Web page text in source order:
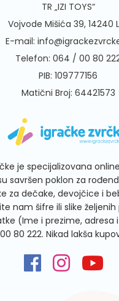
TR „IZI TOYS“
Vojvode Mišića 39, 14240
E-mail:
Telefon: 064 / 00 80
PIB: 109777156
Matični Broj: 64421573
je specijalizovana
savršen poklon za
za dečake, devojčice i
nam šifre ili slike
(Ime i prezime, adresa
00 80 222. Nikad lakša